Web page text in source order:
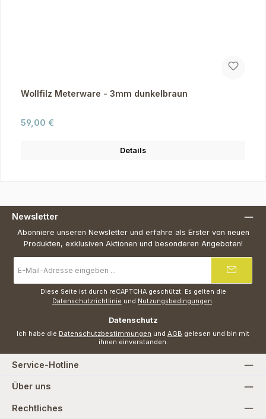
Wollfilz Meterware - 3mm dunkelbraun
Regulärer Preis:
59,00 €
Details
Newsletter
Abonniere unseren Newsletter und erfahre als Erster von neuen
Produkten, exklusiven Aktionen und besonderen Angeboten!
Mail-
Adresse
Diese Seite ist durch reCAPTCHA geschützt. Es gelten die
Datenschutzrichtlinie und Nutzungsbedingungen.
Datenschutz
Ich habe die Datenschutzbestimmungen und AGB gelesen und bin mit
ihnen einverstanden.
Service-Hotline
Über uns
Rechtliches